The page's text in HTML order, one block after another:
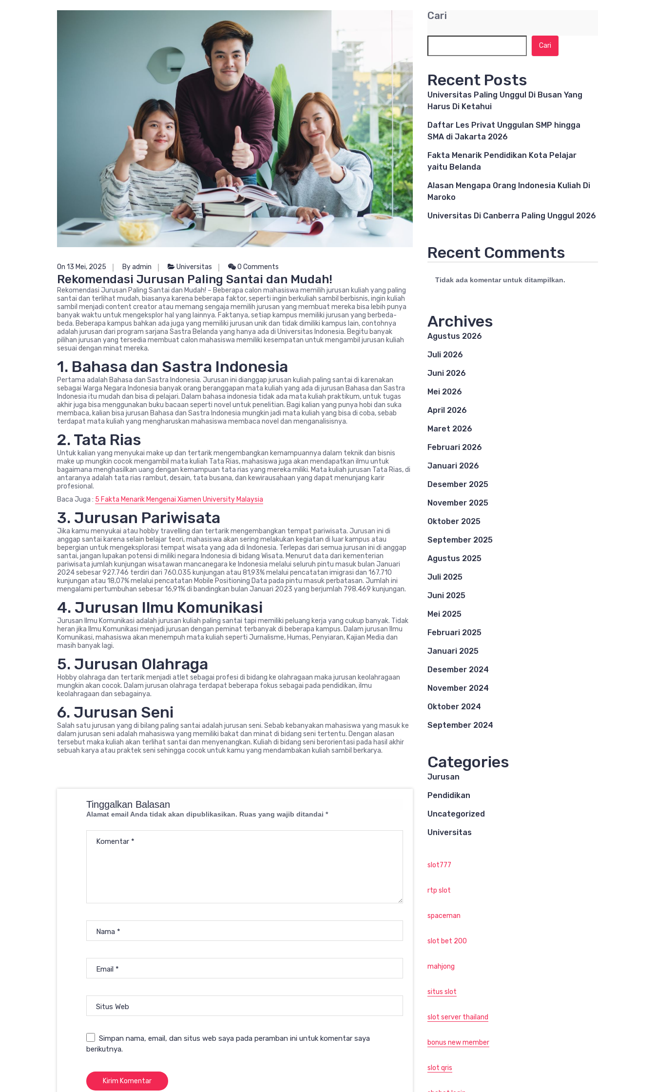
On 13 Mei, 2025 By admin Universitas 0 Comments
Rekomendasi Jurusan Paling Santai dan Mudah!
Rekomendasi Jurusan Paling Santai dan Mudah! – Beberapa calon mahasiswa memilih jurusan kuliah yang paling
santai dan terlihat mudah, biasanya karena beberapa faktor, seperti ingin berkuliah sambil berbisnis, ingin kuliah
sambil menjadi content creator atau memang sengaja memilih jurusan yang membuat mereka bisa lebih punya
banyak waktu untuk mengeksplor hal yang lainnya. Faktanya, setiap kampus memiliki jurusan yang berbeda-
beda. Beberapa kampus bahkan ada juga yang memiliki jurusan unik dan tidak dimiliki kampus lain, contohnya
adalah jurusan dari program sarjana Sastra Belanda yang hanya ada di Universitas Indonesia. Begitu banyak
pilihan jurusan yang tersedia membuat calon mahasiswa memiliki kesempatan untuk mengambil jurusan kuliah
sesuai dengan minat mereka.
1. Bahasa dan Sastra Indonesia
Pertama adalah Bahasa dan Sastra Indonesia. Jurusan ini dianggap jurusan kuliah paling santai di karenakan
sebagai Warga Negara Indonesia banyak orang beranggapan mata kuliah yang ada di jurusan Bahasa dan Sastra
Indonesia itu mudah dan bisa di pelajari. Dalam bahasa indonesia tidak ada mata kuliah praktikum, untuk tugas
akhir juga bisa menggunakan buku bacaan seperti novel untuk penelitian. Bagi kalian yang punya hobi dan suka
membaca, kalian bisa jurusan Bahasa dan Sastra Indonesia mungkin jadi mata kuliah yang bisa di coba, sebab
terdapat mata kuliah yang mengharuskan mahasiswa membaca novel dan menganalisisnya.
2. Tata Rias
Untuk kalian yang menyukai make up dan tertarik mengembangkan kemampuannya dalam teknik dan bisnis
make up mungkin cocok mengambil mata kuliah Tata Rias, mahasiswa juga akan mendapatkan ilmu untuk
bagaimana menghasilkan uang dengan kemampuan tata rias yang mereka miliki. Mata kuliah jurusan Tata Rias, di
antaranya adalah tata rias rambut, desain, tata busana, dan kewirausahaan yang dapat menunjang karir
profesional.
Baca Juga : 5 Fakta Menarik Mengenai Xiamen University Malaysia
3. Jurusan Pariwisata
Jika kamu menyukai atau hobby travelling dan tertarik mengembangkan tempat pariwisata. Jurusan ini di
anggap santai karena selain belajar teori, mahasiswa akan sering melakukan kegiatan di luar kampus atau
bepergian untuk mengeksplorasi tempat wisata yang ada di Indonesia. Terlepas dari semua jurusan ini di anggap
santai, jangan lupakan potensi di miliki negara Indonesia di bidang Wisata. Menurut data dari kementerian
pariwisata jumlah kunjungan wisatawan mancanegara ke Indonesia melalui seluruh pintu masuk bulan Januari
2024 sebesar 927.746 terdiri dari 760.035 kunjungan atau 81,93% melalui pencatatan imigrasi dan 167.710
kunjungan atau 18,07% melalui pencatatan Mobile Positioning Data pada pintu masuk perbatasan. Jumlah ini
mengalami pertumbuhan sebesar 16,91% di bandingkan bulan Januari 2023 yang berjumlah 798.469 kunjungan.
4. Jurusan Ilmu Komunikasi
Jurusan Ilmu Komunikasi adalah jurusan kuliah paling santai tapi memiliki peluang kerja yang cukup banyak. Tidak
heran jika Ilmu Komunikasi menjadi jurusan dengan peminat terbanyak di beberapa kampus. Dalam jurusan Ilmu
Komunikasi, mahasiswa akan menempuh mata kuliah seperti Jurnalisme, Humas, Penyiaran, Kajian Media dan
masih banyak lagi.
5. Jurusan Olahraga
Hobby olahraga dan tertarik menjadi atlet sebagai profesi di bidang ke olahragaan maka jurusan keolahragaan
mungkin akan cocok. Dalam jurusan olahraga terdapat beberapa fokus sebagai pada pendidikan, ilmu
keolahragaan dan sebagainya.
6. Jurusan Seni
Salah satu jurusan yang di bilang paling santai adalah jurusan seni. Sebab kebanyakan mahasiswa yang masuk ke
dalam jurusan seni adalah mahasiswa yang memiliki bakat dan minat di bidang seni tertentu. Dengan alasan
tersebut maka kuliah akan terlihat santai dan menyenangkan. Kuliah di bidang seni berorientasi pada hasil akhir
sebuah karya atau praktek seni sehingga cocok untuk kamu yang mendambakan kuliah sambil berkarya.
Tinggalkan Balasan
Alamat email Anda tidak akan dipublikasikan. Ruas yang wajib ditandai *
Komentar *
Nama *
Email *
Situs Web
Simpan nama, email, dan situs web saya pada peramban ini untuk komentar saya
berikutnya.
Cari
Cari
Recent Posts
Universitas Paling Unggul Di Busan Yang
Harus Di Ketahui
Daftar Les Privat Unggulan SMP hingga
SMA di Jakarta 2026
Fakta Menarik Pendidikan Kota Pelajar
yaitu Belanda
Alasan Mengapa Orang Indonesia Kuliah Di
Maroko
Universitas Di Canberra Paling Unggul 2026
Recent Comments
Tidak ada komentar untuk ditampilkan.
Archives
Agustus 2026
Juli 2026
Juni 2026
Mei 2026
April 2026
Maret 2026
Februari 2026
Januari 2026
Desember 2025
November 2025
Oktober 2025
September 2025
Agustus 2025
Juli 2025
Juni 2025
Mei 2025
Februari 2025
Januari 2025
Desember 2024
November 2024
Oktober 2024
September 2024
Categories
Jurusan
Pendidikan
Uncategorized
Universitas
slot777
rtp slot
spaceman
slot bet 200
mahjong
situs slot
slot server thailand
bonus new member
slot qris